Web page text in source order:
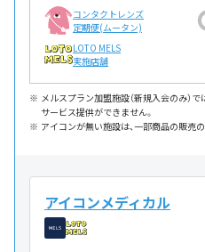
コンタクトレンズ
定期便(ムータン)
LOTO MELS
実施店舗
メルスプラン加盟施設（新規入会のみ）で
サービス提供ができません。
アイコンが無い施設は、一部商品の販売
アイコンメディカル